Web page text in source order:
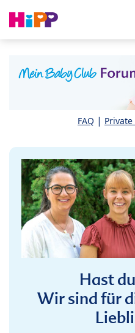
FAQ |
Hast
Wir sind für